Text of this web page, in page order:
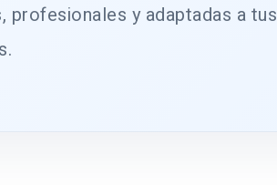
profesionales y adaptadas a tus